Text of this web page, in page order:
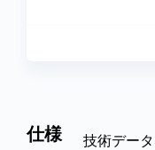
仕様 技術データ